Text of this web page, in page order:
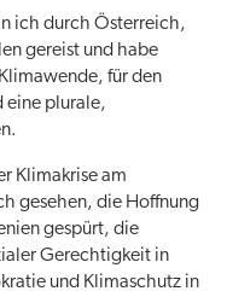
ich durch Österreich,
gereist und habe
für den
eine plurale,
Klimakrise am
gesehen, die Hoffnung
gespürt, die
Gerechtigkeit in
und Klimaschutz in